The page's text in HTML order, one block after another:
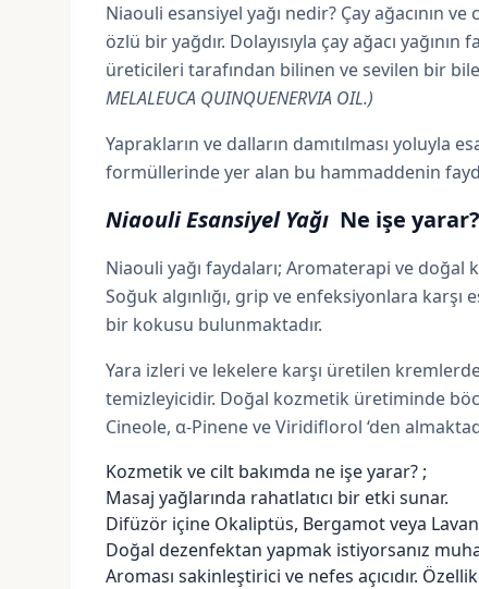
Niaouli esansiyel yağı nedir? Çay ağacının
özlü bir yağdır. Dolayısıyla çay ağacı
üreticileri tarafından bilinen ve sevilen bir
MELALEUCA QUINQUENERVIA OIL.)
Yaprakların ve dalların damıtılması yoluyla
formüllerinde yer alan bu hammaddenin
Niaouli Esansiyel Yağı Ne işe
Niaouli yağı faydaları; Aromaterapi ve doğal
Soğuk algınlığı, grip ve enfeksiyonlara karşı
bir kokusu bulunmaktadır.
Yara izleri ve lekelere karşı üretilen
temizleyicidir. Doğal kozmetik üretiminde
Cineole, α-Pinene ve Viridiflorol ‘den
Kozmetik ve cilt bakımda ne işe yarar? ;
Masaj yağlarında rahatlatıcı bir etki sunar.
Difüzör içine Okaliptüs, Bergamotveya
Doğal dezenfektan yapmak istiyorsanız
Aroması sakinleştirici ve nefes açıcıdır.